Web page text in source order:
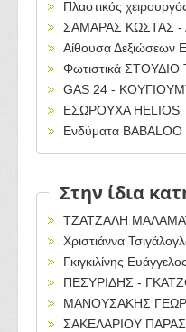
Πλαστικός
ΣΑΜΑΡΑΣ ΚΩΣΤΑΣ -
Αίθουσα Δεξιώσεων
Φωτιστικά ΣΤΟΥΔΙΟ
GAS 24 -
ΕΣΩΡΟΥΧΑ HELIOS
Ενδύματα BABALOO
Στην ίδια
ΤΖΑΤΖΑΛΗ
Χριστιάννα
Γκιγκιλίνης
ΠΕΣΥΡΙΔΗΣ -
ΜΑΝΟΥΣΑΚΗΣ
ΣΑΚΕΛΑΡΙΟΥ